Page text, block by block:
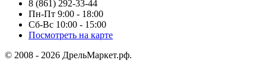
8 (861) 292-33-44
Пн-Пт 9:00 - 18:00
Сб-Вс 10:00 - 15:00
Посмотреть на карте
© 2008 - 2026 ДрельМаркет.рф.